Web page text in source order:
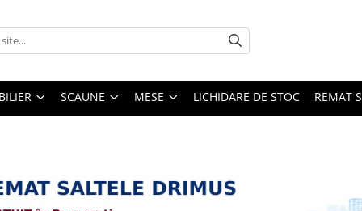
SCAUNE MESE LICHIDARE DE STOC REMAT